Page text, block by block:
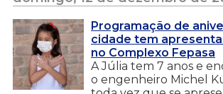
Programação de
cidade tem
no Complexo Fepasa
A Júlia tem 7 anos e
o engenheiro Michel